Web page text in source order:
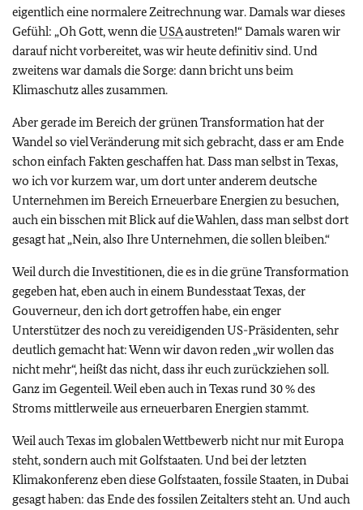
eigentlich eine normalere Zeitrechnung war. Damals war dieses
Gefühl: „Oh Gott, wenn dieUSAaustreten!“ Damals waren wir
darauf nicht vorbereitet, was wir heute definitiv sind. Und
zweitens war damals die Sorge: dann bricht uns beim
Klimaschutz alles zusammen.
Aber gerade im Bereich der grünen Transformation hat der
Wandel so viel Veränderung mit sich gebracht, dass er am Ende
schon einfach Fakten geschaffen hat. Dass man selbst in Texas,
wo ich vor kurzem war, um dort unter anderem deutsche
Unternehmen im Bereich Erneuerbare Energien zu besuchen,
auch ein bisschen mit Blick auf die Wahlen, dass man selbst dort
gesagt hat „Nein, also Ihre Unternehmen, die sollen bleiben.“
Weil durch die Investitionen, die es in die grüne Transformation
gegeben hat, eben auch in einem Bundesstaat Texas, der
Gouverneur, den ich dort getroffen habe, ein enger
Unterstützer des noch zu vereidigenden US-Präsidenten, sehr
deutlich gemacht hat: Wenn wir davon reden „wir wollen das
nicht mehr“, heißt das nicht, dass ihr euch zurückziehen soll.
Ganz im Gegenteil. Weil eben auch in Texas rund 30 % des
Stroms mittlerweile aus erneuerbaren Energien stammt.
Weil auch Texas im globalen Wettbewerb nicht nur mit Europa
steht, sondern auch mit Golfstaaten. Und bei der letzten
Klimakonferenz eben diese Golfstaaten, fossile Staaten, in Dubai
gesagt haben: das Ende des fossilen Zeitalters steht an. Und auch